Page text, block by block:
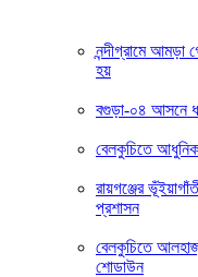
নন্দীগ্রামে আমড়া
হয়
বগুড়া-০৪ আসনে
বেলকুচিতে আধুনিক
রায়গঞ্জের
প্রশাসন
বেলকুচিতে
শোডাউন